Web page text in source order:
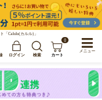
「Calulu(カルル)」
ログイン 検索
0
カート
メニュー